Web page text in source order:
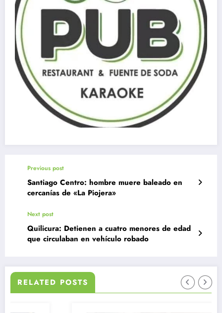
Previous post
Santiago Centro: hombre muere baleado en
cercanías de «La Piojera»
Next post
Quilicura: Detienen a cuatro menores de edad
que circulaban en vehículo robado
RELATED POSTS